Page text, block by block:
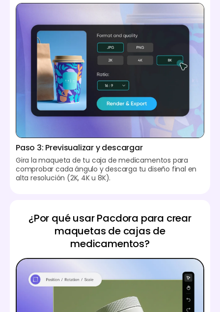
Paso 3: Previsualizar y descargar
Gira la maqueta de tu caja de medicamentos para
comprobar cada ángulo y descarga tu diseño final en
alta resolución (2K, 4K u 8K).
¿Por qué usar Pacdora para crear
maquetas de cajas de
medicamentos?